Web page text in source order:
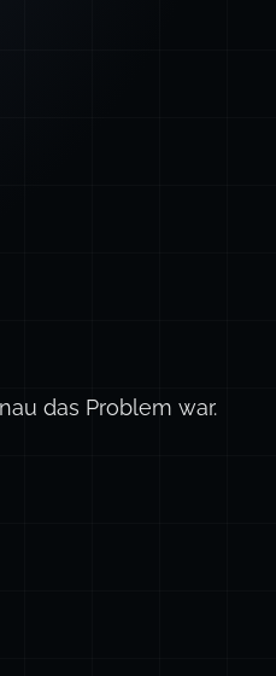
das Problem war.